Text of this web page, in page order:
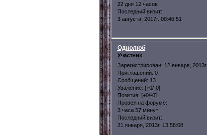
22 дня 12 часов
Последний визит:
3 августа, 2017г. 00:46:51
Однолюб
Участник
Зарегистрирован: 12 января, 2013г.
Приглашений: 0
Сообщений: 13
Уважение: [+0/-0]
Позитив: [+0/-0]
Провел на форуме:
3 часа 57 минут
Последний визит:
21 января, 2013г. 13:58:08